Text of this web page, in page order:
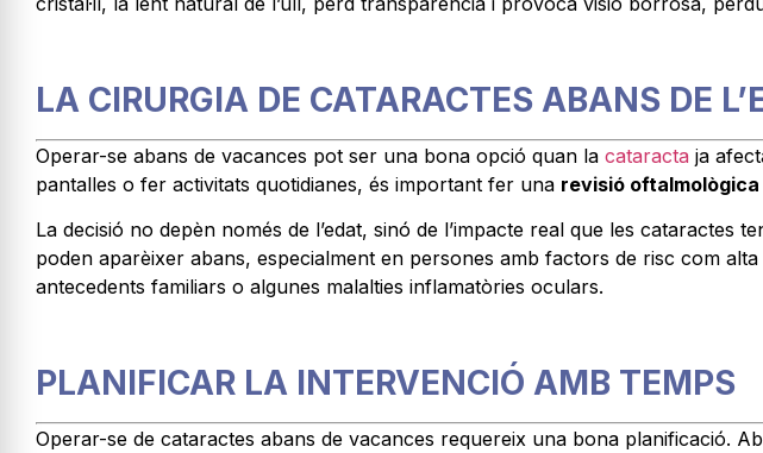
LA CIRURGIA DE CATARACTES ABANS DE
Operar-se abans de vacances pot ser una bona opció quan la cataracta ja
pantalles o fer activitats quotidianes, és important fer una revisió oftalmològica
La decisió no depèn només de l’edat, sinó de l’impacte real que les
poden aparèixer abans, especialment en persones amb factors de risc com
antecedents familiars o algunes malalties inflamatòries oculars.
PLANIFICAR LA INTERVENCIÓ AMB TEMPS
Operar-se de cataractes abans de vacances requereix una bona planificació.